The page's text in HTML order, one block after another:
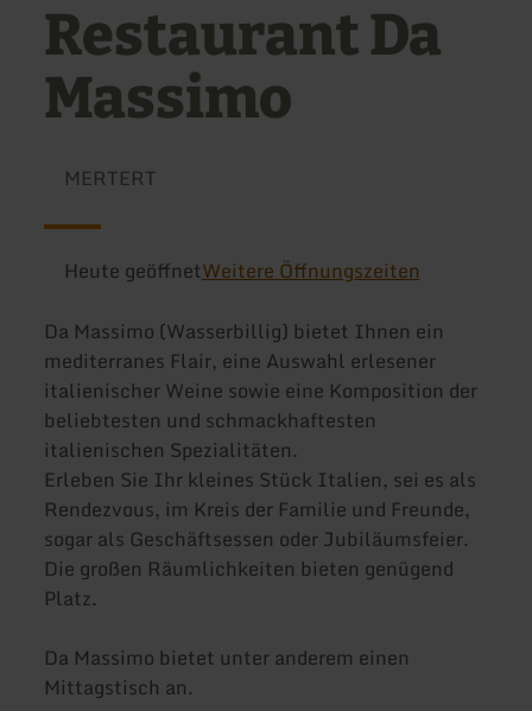
Restaurant Da
Massimo
MERTERT
Heute geöffnetWeitere Öffnungszeiten
Da Massimo (Wasserbillig) bietet Ihnen ein
mediterranes Flair, eine Auswahl erlesener
italienischer Weine sowie eine Komposition der
beliebtesten und schmackhaftesten
italienischen Spezialitäten.
Erleben Sie Ihr kleines Stück Italien, sei es als
Rendezvous, im Kreis der Familie und Freunde,
sogar als Geschäftsessen oder Jubiläumsfeier.
Die großen Räumlichkeiten bieten genügend
Platz.
Da Massimo bietet unter anderem einen
Mittagstisch an.